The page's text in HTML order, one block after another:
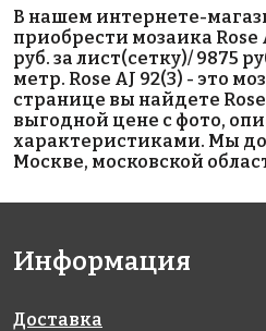
Rose WMJ
02+1
327x327
Rose MJ 25
327x327
5666 руб./м²
Rose WJ 19
Rose WJ 47
В нашем интернете-
приобрести мозаика Rose
руб. за лист(сетку)/ 9875
метр. Rose AJ 92(3) - это
странице вы найдете
выгодной цене с фото,
характеристиками. Мы
Москве, московской
Информация
Доставка